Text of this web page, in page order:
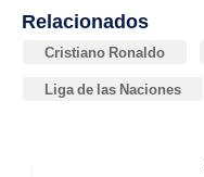
Relacionados
Cristiano Ronaldo
Liga de las Naciones